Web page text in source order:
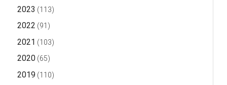
2023 (113)
2022 (91)
2021 (103)
2020(65)
2019 (110)